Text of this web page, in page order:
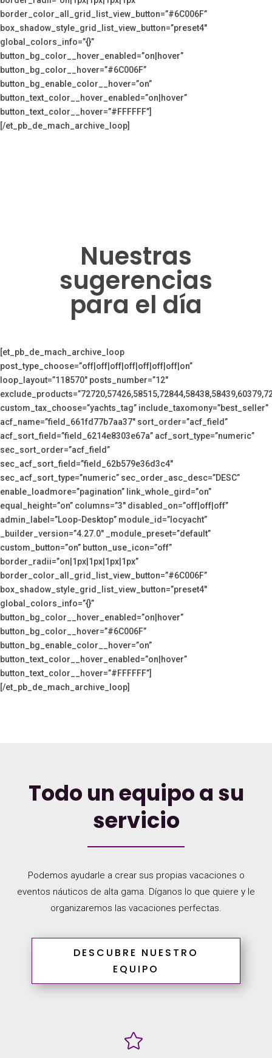
border_color_all_grid_list_view_button=”#6C006F”
box_shadow_style_grid_list_view_button=”preset4″
global_colors_info=”{}”
button_bg_color__hover_enabled=”on|hover”
button_bg_color__hover=”#6C006F”
button_bg_enable_color__hover=”on”
button_text_color__hover_enabled=”on|hover”
button_text_color__hover=”#FFFFFF”]
[/et_pb_de_mach_archive_loop]
Nuestras
sugerencias
para el día
[et_pb_de_mach_archive_loop
post_type_choose=”off|off|off|off|off|off|off|on”
loop_layout=”118570″ posts_number=”12″
custom_tax_choose=”yachts_tag” include_taxomony=”best_seller”
acf_name=”field_661fd77b7aa37″ sort_order=”acf_field”
acf_sort_field=”field_6214e8303e67a” acf_sort_type=”numeric”
sec_sort_order=”acf_field”
sec_acf_sort_field=”field_62b579e36d3c4″
sec_acf_sort_type=”numeric” sec_order_asc_desc=”DESC”
enable_loadmore=”pagination” link_whole_gird=”on”
equal_height=”on” columns=”3″ disabled_on=”off|off|off”
admin_label=”Loop-Desktop” module_id=”locyacht”
_builder_version=”4.27.0″ _module_preset=”default”
custom_button=”on” button_use_icon=”off”
border_radii=”on|1px|1px|1px|1px”
border_color_all_grid_list_view_button=”#6C006F”
box_shadow_style_grid_list_view_button=”preset4″
global_colors_info=”{}”
button_bg_color__hover_enabled=”on|hover”
button_bg_color__hover=”#6C006F”
button_bg_enable_color__hover=”on”
button_text_color__hover_enabled=”on|hover”
button_text_color__hover=”#FFFFFF”]
[/et_pb_de_mach_archive_loop]
Todo un equipo a su
servicio
Podemos ayudarle a crear sus propias vacaciones o
eventos náuticos de alta gama. Díganos lo que quiere y le
organizaremos las vacaciones perfectas.
DESCUBRE NUESTRO
EQUIPO
